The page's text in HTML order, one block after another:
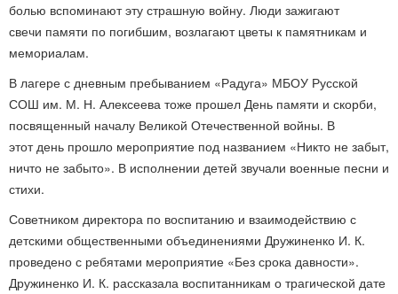
болью вспоминают эту страшную войну. Люди зажигают
свечи памяти по погибшим, возлагают цветы к памятникам и
мемориалам.
В лагере с дневным пребыванием «Радуга» МБОУ Русской
СОШ им. М. Н. Алексеева тоже прошел День памяти и скорби,
посвященный началу Великой Отечественной войны. В
этот день прошло мероприятие под названием «Никто не забыт,
ничто не забыто». В исполнении детей звучали военные песни и
стихи.
Советником директора по воспитанию и взаимодействию с
детскими общественными объединениями Дружиненко И. К.
проведено с ребятами мероприятие «Без срока давности».
Дружиненко И. К. рассказала воспитанникам о трагической дате